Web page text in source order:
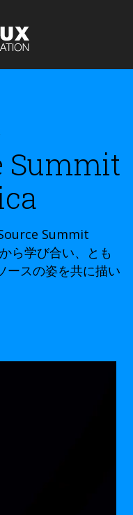
Summit
Summit
ら学び合い、とも
ースの姿を共に描い